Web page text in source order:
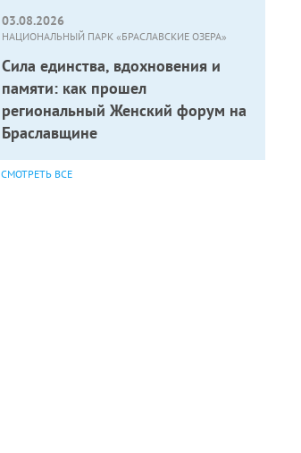
03.08.2026
НАЦИОНАЛЬНЫЙ ПАРК «БРАСЛАВСКИЕ ОЗЕРА»
Сила единства, вдохновения и
памяти: как прошел
региональный Женский форум на
Браславщине
СМОТРЕТЬ ВСЕ